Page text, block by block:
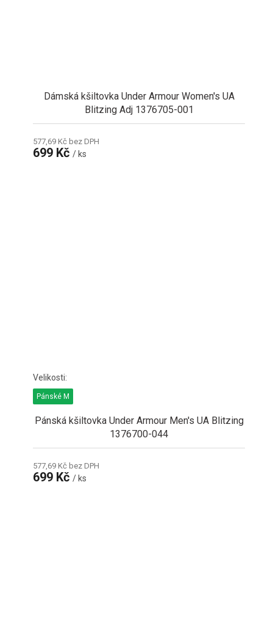
Dámská kšiltovka Under Armour Women's UA
Blitzing Adj 1376705-001
577,69 Kč bez DPH
699 Kč/ ks
Pánská kšiltovka Under Armour Men's UA Blitzing
1376700-044
577,69 Kč bez DPH
699 Kč/ ks
Pánské M